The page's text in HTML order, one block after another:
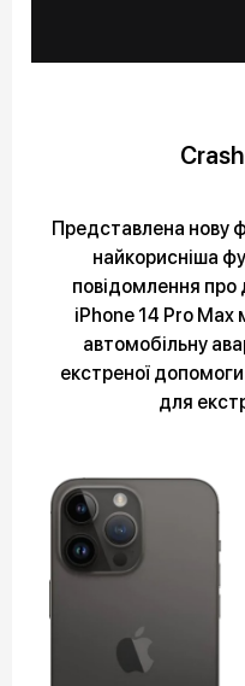
Представлена нову
найкорисніша
повідомлення про
iPhone 14 Pro Max
автомобільну
екстреної
для